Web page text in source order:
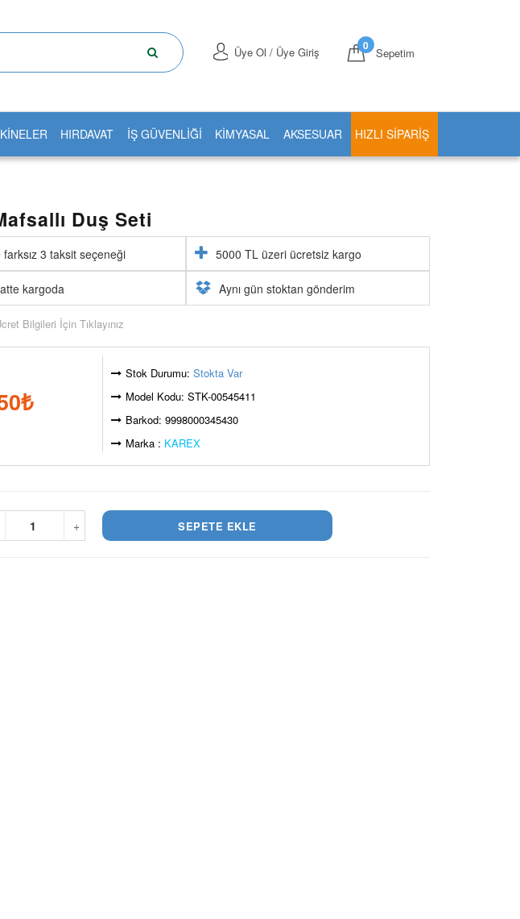
Sepetim
0
Üye Ol / Üye Giriş
HIRDAVAT İŞ GÜVENLİĞİ KİMYASAL AKSESUAR HIZLI SIPARIŞ
Duş Seti
farksız 3 taksit seçeneği 5000 TL üzeri ücretsiz kargo
kargoda Aynı gün stoktan gönderim
Bilgileri İçin Tıklayınız
₺
Stok Durumu: Stokta Var
Model Kodu: STK-00545411
Barkod: 9998000345430
Marka : KAREX
+